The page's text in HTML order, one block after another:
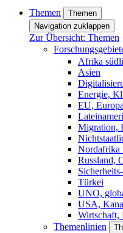
Themen
Themen
Navigation zuklappen
Zur Übersicht: Themen
Afrika
Asien
Energie,
EU, Europa
Migration,
Nordafrika
Russland,
Türkei
UNO,
USA,
Wirtschaft,
Themenlinien